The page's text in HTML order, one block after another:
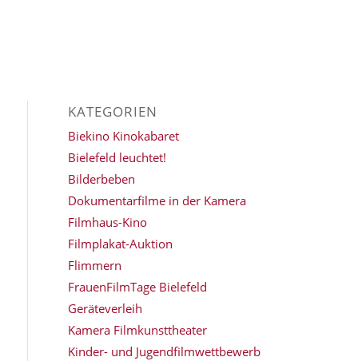
KATEGORIEN
Biekino Kinokabaret
Bielefeld leuchtet!
Bilderbeben
Dokumentarfilme in der Kamera
Filmhaus-Kino
Filmplakat-Auktion
Flimmern
FrauenFilmTage Bielefeld
Geräteverleih
Kamera Filmkunsttheater
Kinder- und Jugendfilmwettbewerb